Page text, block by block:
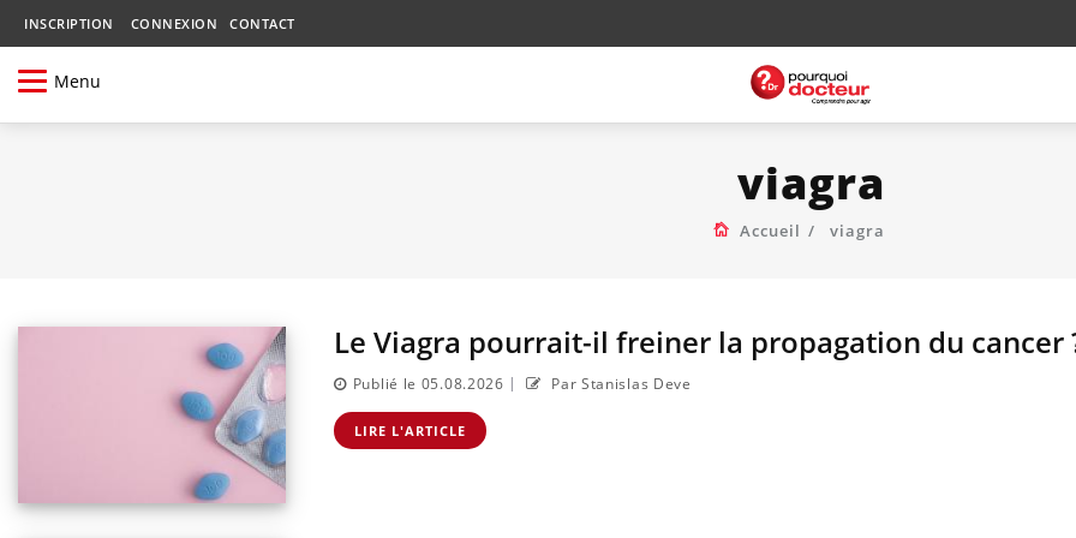
INSCRIPTION CONNEXION CONTACT
Menu
viagra
Accueil viagra
Le Viagra pourrait-il freiner la propagation du cancer
Publié le 05.08.2026 | Par Stanislas Deve
LIRE L'ARTICLE